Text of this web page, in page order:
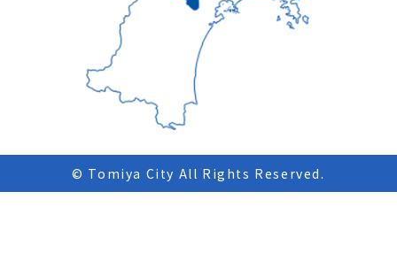
© Tomiya City All Rights Reserved.